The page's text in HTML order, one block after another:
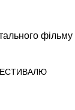
фільму